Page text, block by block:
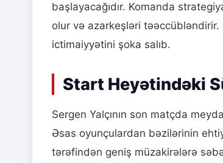
başlayacağıdır. Komanda
olur və azarkeşləri
ictimaiyyətini şoka salıb.
Start Heyətindəki
Sergen Yalçının son matçda
Əsas oyunçulardan bəzilərinin
tərəfindən geniş müzakirələrə